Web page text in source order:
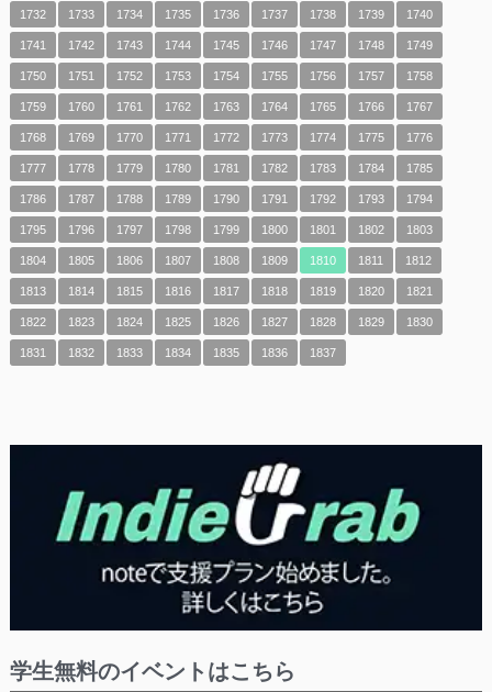
1732 1733 1734 1735 1736 1737 1738 1739 1740
1741 1742 1743 1744 1745 1746 1747 1748 1749
1750 1751 1752 1753 1754 1755 1756 1757 1758
1759 1760 1761 1762 1763 1764 1765 1766 1767
1768 1769 1770 1771 1772 1773 1774 1775 1776
1777 1778 1779 1780 1781 1782 1783 1784 1785
1786 1787 1788 1789 1790 1791 1792 1793 1794
1795 1796 1797 1798 1799 1800 1801 1802 1803
1804 1805 1806 1807 1808 1809 1810 1811 1812
1813 1814 1815 1816 1817 1818 1819 1820 1821
1822 1823 1824 1825 1826 1827 1828 1829 1830
1831 1832 1833 1834 1835 1836 1837
学生無料のイベントはこちら